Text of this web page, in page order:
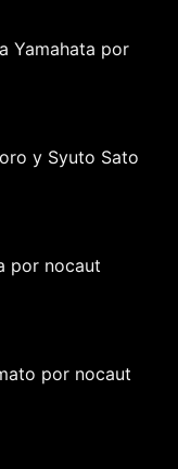
Yamahata por
y Syuto Sato
por nocaut
por nocaut